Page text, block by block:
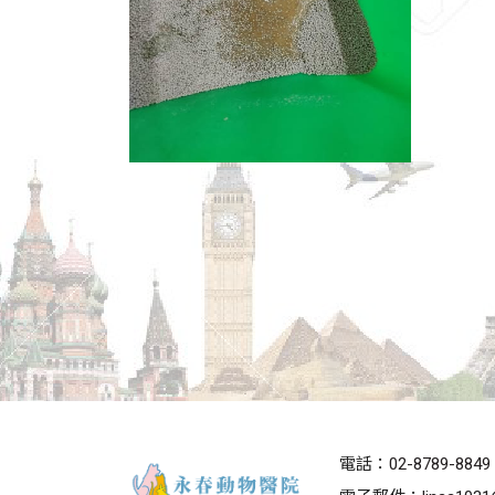
電話： 02-8789-8849